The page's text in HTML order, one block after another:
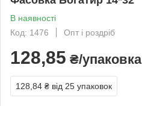
В наявності
Код: 1476
Опт і роздріб
128,85 ₴/упаковка
128,84 ₴ від 25 упаковок